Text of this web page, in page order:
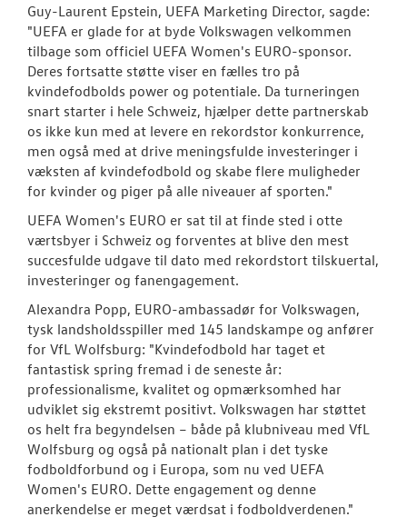
Guy-Laurent Epstein, UEFA Marketing Director, sagde:
"UEFA er glade for at byde Volkswagen velkommen
tilbage som officiel UEFA Women's EURO-sponsor.
Deres fortsatte støtte viser en fælles tro på
kvindefodbolds power og potentiale. Da turneringen
snart starter i hele Schweiz, hjælper dette partnerskab
os ikke kun med at levere en rekordstor konkurrence,
men også med at drive meningsfulde investeringer i
væksten af kvindefodbold og skabe flere muligheder
for kvinder og piger på alle niveauer af sporten."
UEFA Women's EURO er sat til at finde sted i otte
værtsbyer i Schweiz og forventes at blive den mest
succesfulde udgave til dato med rekordstort tilskuertal,
investeringer og fanengagement.
Alexandra Popp, EURO-ambassadør for Volkswagen,
tysk landsholdsspiller med 145 landskampe og anfører
for VfL Wolfsburg: "Kvindefodbold har taget et
fantastisk spring fremad i de seneste år:
professionalisme, kvalitet og opmærksomhed har
udviklet sig ekstremt positivt. Volkswagen har støttet
os helt fra begyndelsen – både på klubniveau med VfL
Wolfsburg og også på nationalt plan i det tyske
fodboldforbund og i Europa, som nu ved UEFA
Women's EURO. Dette engagement og denne
anerkendelse er meget værdsat i fodboldverdenen."